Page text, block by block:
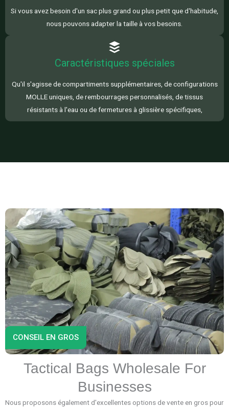
Si vous avez besoin d'un sac plus grand ou plus petit que d'habitude,
nous pouvons adapter la taille à vos besoins.
Caractéristiques spéciales
Qu'il s'agisse de compartiments supplémentaires, de configurations
MOLLE uniques, de rembourrages personnalisés, de tissus
résistants à l'eau ou de fermetures à glissière spécifiques,
Tactical Bags Wholesale For
Businesses
Nous proposons également d'excellentes options de vente en gros pour
CONSEIL EN GROS